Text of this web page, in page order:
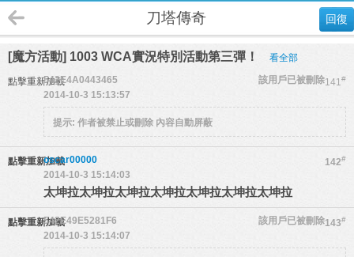
回復
刀塔傳奇
[魔方活動] 1003 WCA實況特別活動第三彈！ 看全部
點擊重新加載 141#
542E4A0443465
該用戶已被刪除
2014-10-3 15:13:57
提示: 作者被禁止或刪除 內容自動屏蔽
點擊重新加載 142#
oscar00000
2014-10-3 15:14:03
太坤拉太坤拉太坤拉太坤拉太坤拉太坤拉太坤拉
點擊重新加載 143#
542E49E5281F6
該用戶已被刪除
2014-10-3 15:14:07